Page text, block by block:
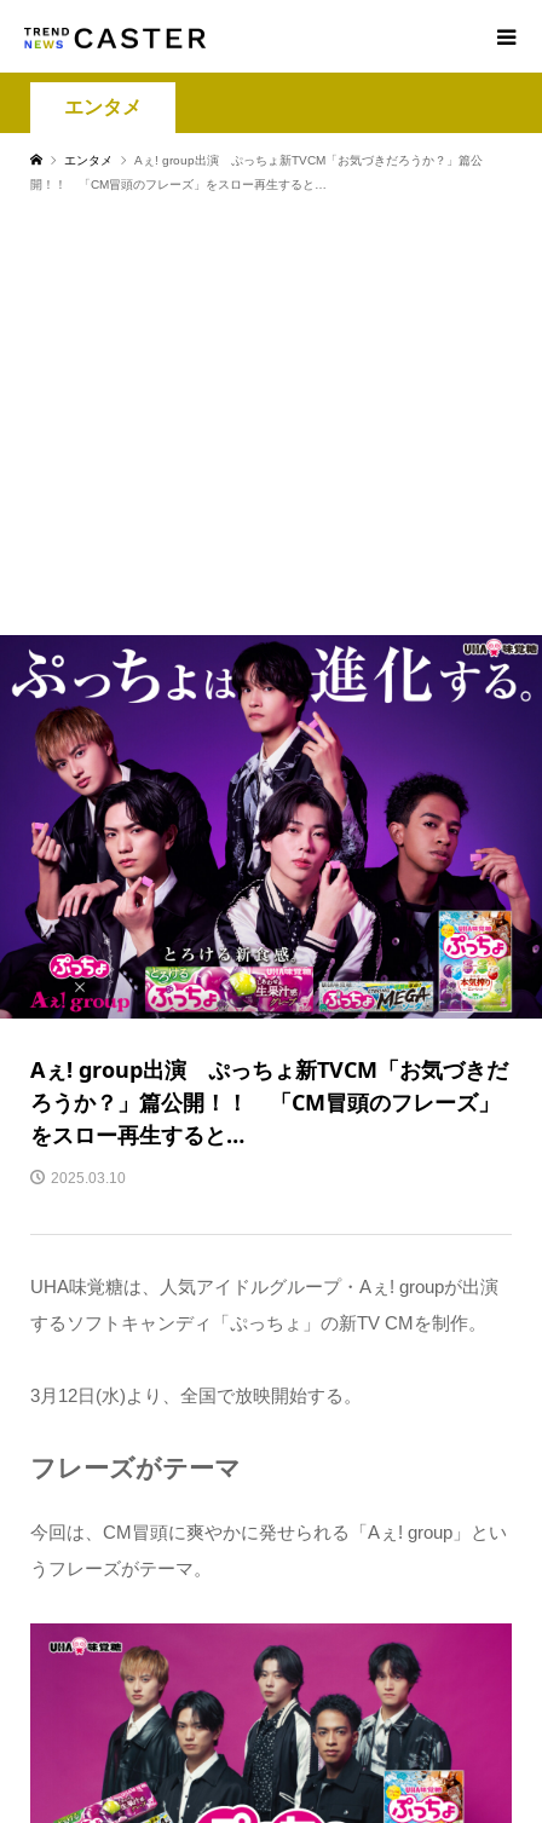
エンタメ
エンタメ
Aぇ! group出演 ぷっちょ新TVCM「お気づきだろうか？」篇公
開！！ 「CM冒頭のフレーズ」をスロー再生すると…
Aぇ! group出演 ぷっちょ新TVCM「お気づきだ
ろうか？」篇公開！！ 「CM冒頭のフレーズ」
をスロー再生すると…
2025.03.10
UHA味覚糖は、人気アイドルグループ・Aぇ! groupが出演
するソフトキャンディ「ぷっちょ」の新TV CMを制作。
3月12日(水)より、全国で放映開始する。
フレーズがテーマ
今回は、CM冒頭に爽やかに発せられる「Aぇ! group」とい
うフレーズがテーマ。